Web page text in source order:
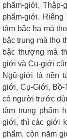
phẩm-giới,
phẩm-giới.
tâm bậc hạ mà
bậc trung mà thọ
bậc thượng mà
giới và Cụ-giới
Ngũ-giới là nền
giới, Cụ-Giới, Bồ-
có người trước
tâm trung phẩm
giới, thì các giới
phẩm, còn năm